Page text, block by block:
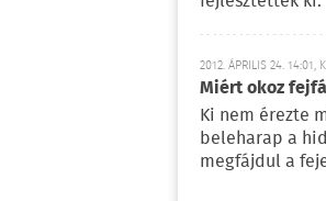
2012. ÁPRILIS 24. 14:01,
Miért okoz
Ki nem érezte
beleharap a
megfájdul a